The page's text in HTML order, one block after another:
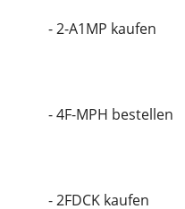
- 2-A1MP kaufen
- 4F-MPH bestellen
- 2FDCK kaufen